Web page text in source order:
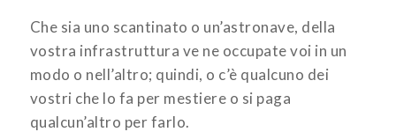
Che sia uno scantinato o un’astronave, della
vostra infrastruttura ve ne occupate voi in un
modo o nell’altro; quindi, o c’è qualcuno dei
vostri che lo fa per mestiere o si paga
qualcun’altro per farlo.